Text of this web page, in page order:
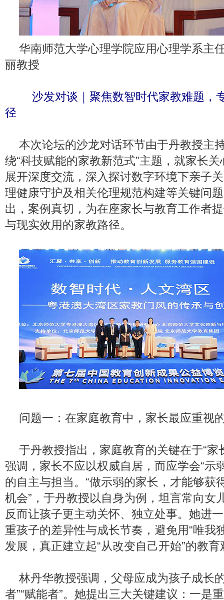
华南师范大学心理学院应用心理学系主
丽教授
沙发对谈｜聚焦数智时代家教难题，
径
本次论坛的沙龙对话环节由于丹教授主
绕“科技赋能的家教新范式”主题，就家长
展开深度交流，深入探讨数字环境下亲子
理健康守护及相关伦理规范构建等关键问
出，案例真切，为在座家长与教育工作者
与现实效用的家教路径。
问题一：在家庭教育中，家长最应重视
于丹教授指出，家庭教育的关键在于“家
强调，家长不应以权威自居，而应学会“示
的自主与担当。“做示弱的家长，才能够获
机会”，于丹教授以自身为例，坦言常向女
反而让孩子更主动关怀、独立处事。她进
重孩子的差异性与成长节奏，避免用“唯我
发展，真正建立起“从改变自己开始”的教育
林丹华教授强调，父母应成为孩子成长
者”“赋能者”。她提出三大关键建议：一是